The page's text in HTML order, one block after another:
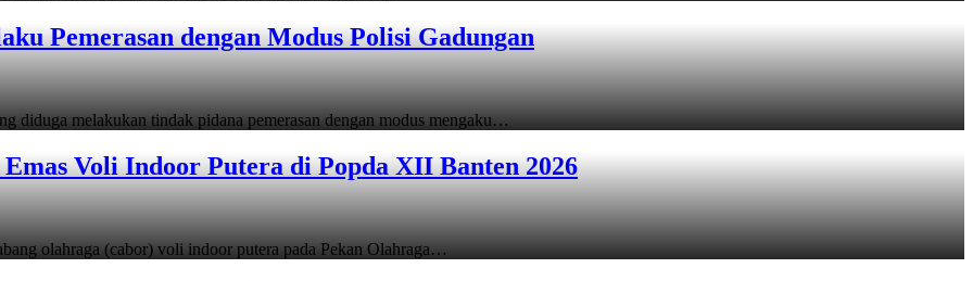
Pemerasan dengan Modus Polisi Gadungan
diduga melakukan tindak pidana pemerasan dengan modus mengaku…
Voli Indoor Putera di Popda XII Banten 2026
olahraga (cabor) voli indoor putera pada Pekan Olahraga…